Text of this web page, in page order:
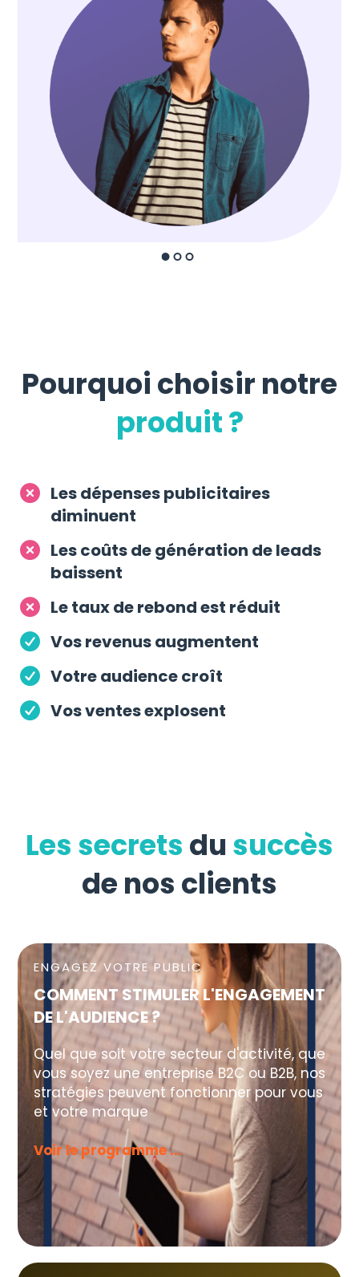
Pourquoi choisir notre
produit ?
Les dépenses publicitaires
diminuent
Les coûts de génération de leads
baissent
Le taux de rebond est réduit
Vos revenus augmentent
Votre audience croît
Vos ventes explosent
Les secrets du succès
de nos clients
ENGAGEZ VOTRE PUBLIC
COMMENT STIMULER L'ENGAGEMENT
DE L'AUDIENCE ?
Quel que soit votre secteur d'activité, que
vous soyez une entreprise B2C ou B2B, nos
stratégies peuvent fonctionner pour vous
et votre marque
Voir le programme ...